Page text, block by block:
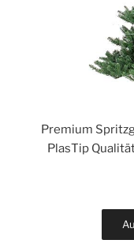
Premium
PlasTip